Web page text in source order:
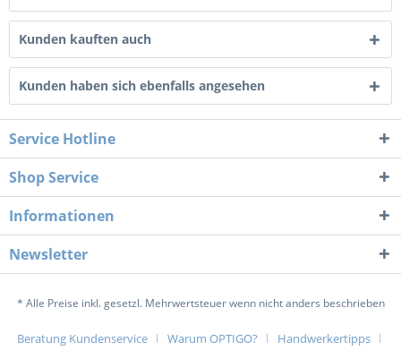
Kunden kauften auch
Kunden haben sich ebenfalls angesehen
Service Hotline
Shop Service
Informationen
Newsletter
* Alle Preise inkl. gesetzl. Mehrwertsteuer wenn nicht anders beschrieben
Beratung Kundenservice Warum OPTIGO?
Handwerkertipps